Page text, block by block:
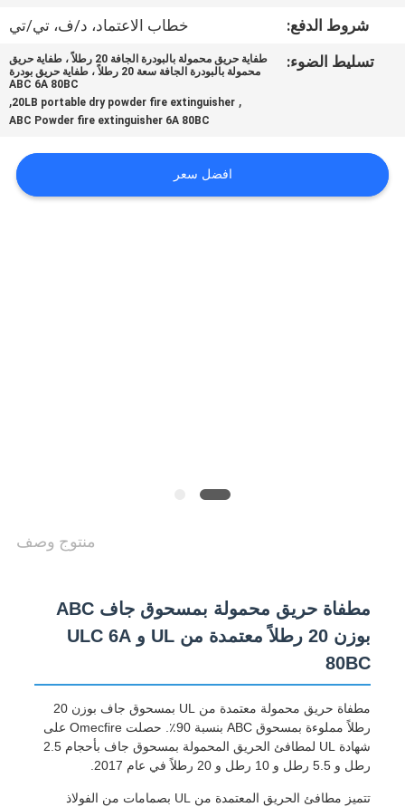
مراقبة
الجودة
بنا
أخبار
شروط الدفع:
خطاب الاعتماد، د/ف، تي/تي
تسليط الضوء:
طفاية حريق محمولة بالبودرة الجافة 20 رطلاً ، طفاية حريق
محمولة بالبودرة الجافة سعة 20 رطلاً ، طفاية حريق بودرة
ABC 6A 80BC
,
20LB portable dry powder fire extinguisher
,
ABC Powder fire extinguisher 6A 80BC
افضل سعر
منتوج وصف
مطفاة حريق محمولة بمسحوق جاف ABC
بوزن 20 رطلاً معتمدة من UL و ULC 6A
80BC
مطفاة حريق محمولة معتمدة من UL بمسحوق جاف بوزن 20
رطلاً مملوءة بمسحوق ABC بنسبة 90٪. حصلت Omecfire على
شهادة UL لمطافئ الحريق المحمولة بمسحوق جاف بأحجام 2.5
رطل و 5.5 رطل و 10 رطل و 20 رطلاً في عام 2017.
تتميز مطافئ الحريق المعتمدة من UL بصمامات من الفولاذ